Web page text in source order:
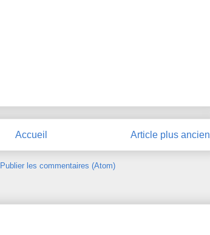
Article plus ancien
Accueil
Publier les commentaires (Atom)